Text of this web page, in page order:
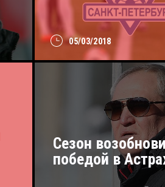
05/03/2018
Сезон
победой в